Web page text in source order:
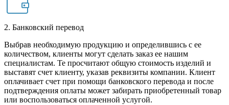
2. Банковский перевод
Выбрав необходимую продукцию и определившись с ее
количеством, клиенты могут сделать заказ ее нашим
специалистам. Те просчитают общую стоимость изделий и
выставят счет клиенту, указав реквизиты компании. Клиент
оплачивает счет при помощи банковского перевода и после
подтверждения оплаты может забирать приобретенный товар
или воспользоваться оплаченной услугой.